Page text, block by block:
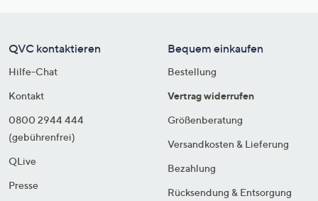
QVC kontaktieren
Hilfe-Chat
Kontakt
0800 2944 444
(gebührenfrei)
QLive
Presse
Bequem einkaufen
Bestellung
Vertrag widerrufen
Größenberatung
Versandkosten & Lieferung
Bezahlung
Rücksendung & Entsorgung